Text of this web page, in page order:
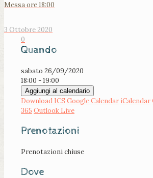
Messa ore 18:00
3 Ottobre 2020
0
Quando
sabato 26/09/2020
18:00 - 19:00
Aggiungi al calendario
Download ICS Google Calendar iCalendar
365 Outlook Live
Prenotazioni
Prenotazioni chiuse
Dove